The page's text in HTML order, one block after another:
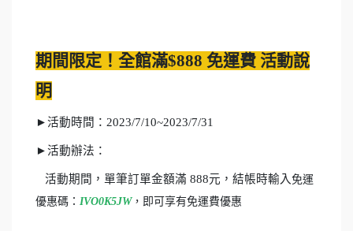
期間限定！全館滿$888 免運費 活動說
明
►活動時間：2023/7/10~2023/7/31
►活動辦法：
活動期間，單筆訂單金額滿 888元，結帳時輸入 免運
優惠碼： IVO0K5JW，即可享有免運費優惠